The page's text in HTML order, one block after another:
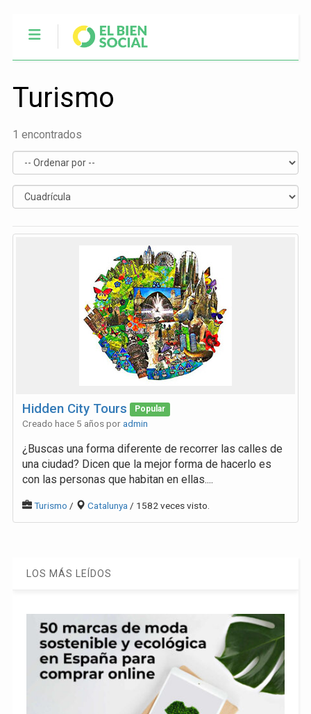
Turismo
1 encontrados
Hidden City Tours Popular
Creado hace 5 años poradmin
¿Buscas una forma diferente de recorrer las calles de
una ciudad? Dicen que la mejor forma de hacerlo es
con las personas que habitan en ellas....
Turismo / Catalunya/ 1582 veces visto.
LOS MÁS LEÍDOS